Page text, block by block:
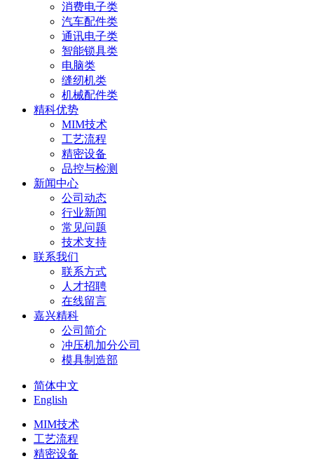
消费电子类
汽车配件类
通讯电子类
智能锁具类
电脑类
缝纫机类
机械配件类
精科优势
MIM技术
工艺流程
精密设备
品控与检测
新闻中心
公司动态
行业新闻
常见问题
技术支持
联系我们
联系方式
人才招聘
在线留言
嘉兴精科
公司简介
冲压机加分公司
模具制造部
简体中文
English
MIM技术
工艺流程
精密设备